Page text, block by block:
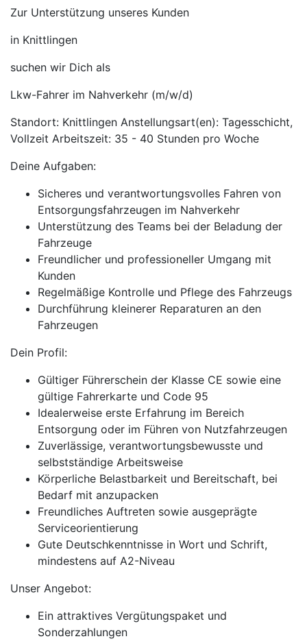
Zur Unterstützung unseres Kunden
in Knittlingen
suchen wir Dich als
Lkw-Fahrer im Nahverkehr (m/w/d)
Standort: Knittlingen Anstellungsart(en): Tagesschicht,
Vollzeit Arbeitszeit: 35 - 40 Stunden pro Woche
Deine Aufgaben:
Sicheres und verantwortungsvolles Fahren von
Entsorgungsfahrzeugen im Nahverkehr
Unterstützung des Teams bei der Beladung der
Fahrzeuge
Freundlicher und professioneller Umgang mit
Kunden
Regelmäßige Kontrolle und Pflege des Fahrzeugs
Durchführung kleinerer Reparaturen an den
Fahrzeugen
Dein Profil:
Gültiger Führerschein der Klasse CE sowie eine
gültige Fahrerkarte und Code 95
Idealerweise erste Erfahrung im Bereich
Entsorgung oder im Führen von Nutzfahrzeugen
Zuverlässige, verantwortungsbewusste und
selbstständige Arbeitsweise
Körperliche Belastbarkeit und Bereitschaft, bei
Bedarf mit anzupacken
Freundliches Auftreten sowie ausgeprägte
Serviceorientierung
Gute Deutschkenntnisse in Wort und Schrift,
mindestens auf A2-Niveau
Unser Angebot:
Ein attraktives Vergütungspaket und
Sonderzahlungen